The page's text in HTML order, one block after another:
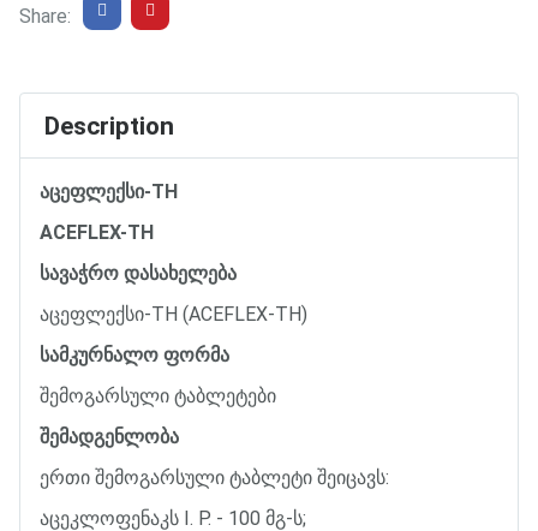
Share:
Description
აცეფლექსი-TH
ACEFLEX-TH
სავაჭრო დასახელება
აცეფლექსი-TH (ACEFLEX-TH)
სამკურნალო ფორმა
შემოგარსული ტაბლეტები
შემადგენლობა
ერთი შემოგარსული ტაბლეტი შეიცავს:
აცეკლოფენაკს I. P. - 100 მგ-ს;